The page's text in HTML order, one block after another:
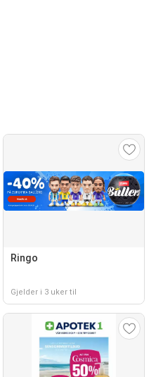
Ringo
Gjelder i 3 uker til